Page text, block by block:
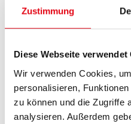
Zustimmung
Diese Webseite verwendet
Wir verwenden Cookies,
personalisieren,
zu können und die Zugriffe
analysieren. Außerdem
Der Masterplan
Rahmen des EU-
Pannoniafinanziert.
Hier finden Sie den
Burgenland zum